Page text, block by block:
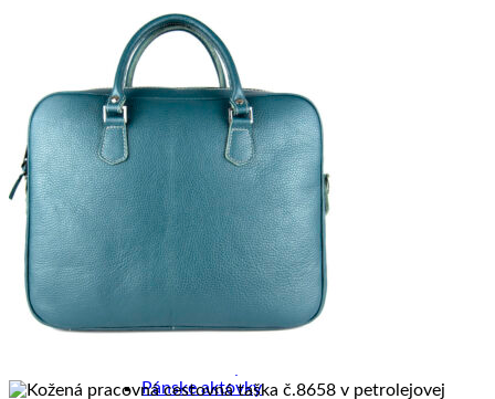
Klasické kovové pracky
Klasické kožené remene
Dámske výrobky
Dámske diáre
Dámske etuje
Dámske tašky
Dámske aktovky
Dámske kabelky
Dámske ruksaky
Dámske vizitkáre
Dámske spisovky
Dámske zápisníky
Dámske peňaženky
Kožené púzdra na karty
Pánske diáre
Pánske aktovky